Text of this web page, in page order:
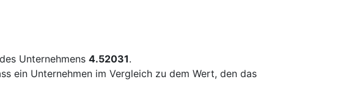
Unternehmens 4.52031.
ein Unternehmen im Vergleich zu dem Wert, den das